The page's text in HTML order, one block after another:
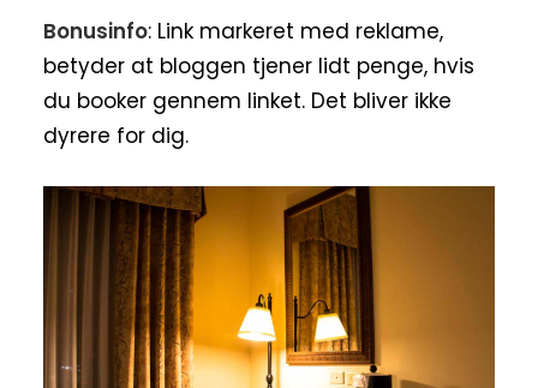
Bonusinfo: Link markeret med reklame,
betyder at bloggen tjener lidt penge, hvis
du booker gennem linket. Det bliver ikke
dyrere for dig.